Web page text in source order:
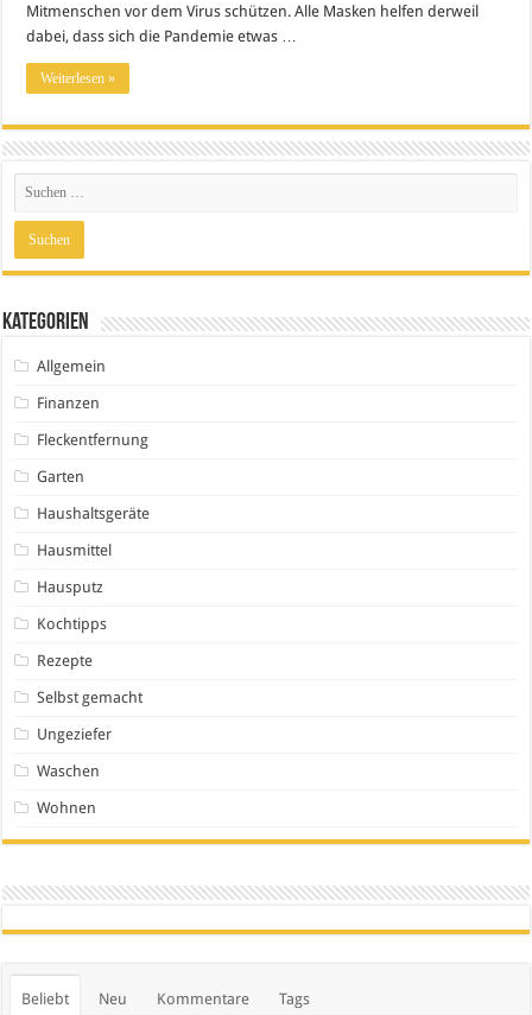
Mitmenschen vor dem Virus schützen. Alle Masken helfen derweil
dabei, dass sich die Pandemie etwas …
Weiterlesen »
Kategorien
Allgemein
Finanzen
Fleckentfernung
Garten
Haushaltsgeräte
Hausmittel
Hausputz
Kochtipps
Rezepte
Selbst gemacht
Ungeziefer
Waschen
Wohnen
Beliebt Neu Kommentare Tags